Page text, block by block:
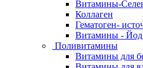
Витамины-
Коллаген
Гематоген-
Витамины - Йод
Поливитамины
Витамины для